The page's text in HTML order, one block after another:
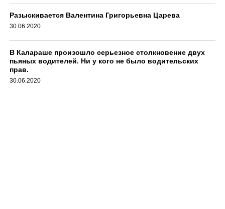
Разыскивается Валентина Григорьевна Царева
30.06.2020
В Калараше произошло серьезное столкновение двух
пьяных водителей. Ни у кого не было водительских
прав.
30.06.2020